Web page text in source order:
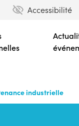
Accessibilité
industrielle